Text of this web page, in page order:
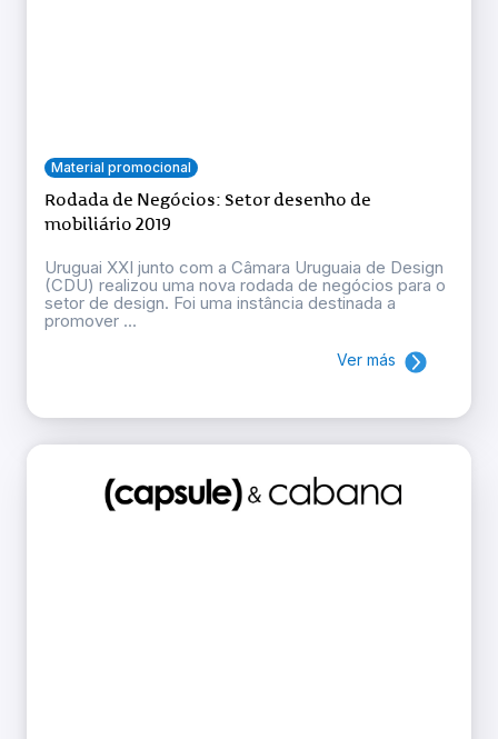
Material promocional
Rodada de Negócios: Setor desenho de
mobiliário 2019
Uruguai XXI junto com a Câmara Uruguaia de Design
(CDU) realizou uma nova rodada de negócios para o
setor de design. Foi uma instância destinada a
promover ...
Ver más